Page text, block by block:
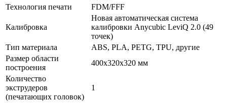
Технология печати
FDM/FFF
Калибровка
Новая автоматическая система
калибровки Anycubic LeviQ 2.0 (49
точек)
Тип материала
ABS, PLA, PETG, TPU, другие
Размер области
построения
400x320x320 мм
Количество
экструдеров
(печатающих головок)
1